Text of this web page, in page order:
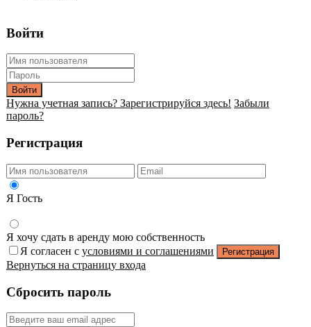
Войти
Войти
Нужна учетная запись? Зарегистрируйся здесь! Забыли
пароль?
Регистрация
Я Гость
Я хочу сдать в аренду мою собственность
Я согласен с условиями и соглашениями Регистрация
Вернуться на страницу входа
Сбросить пароль